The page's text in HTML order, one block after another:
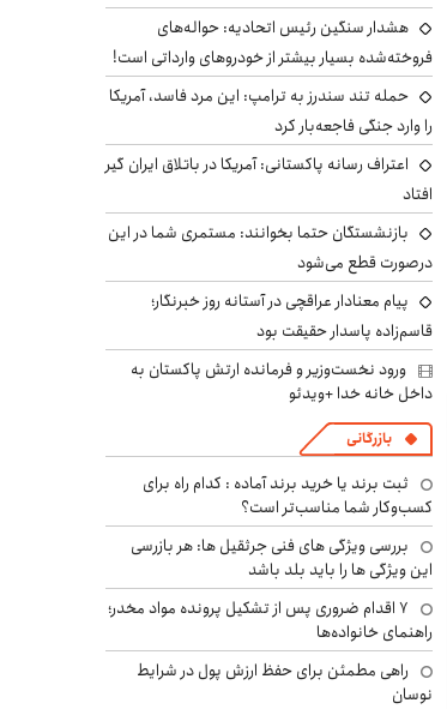
هشدار سنگین رئیس اتحادیه: حواله‌های
فروخته‌شده بسیار بیشتر از خودروهای وارداتی است!
حمله تند سندرز به ترامپ: این مرد فاسد، آمریکا
را وارد جنگی فاجعه‌بار کرد
اعتراف رسانه پاکستانی: آمریکا در باتلاق ایران گیر
افتاد
بازنشستگان حتما بخوانند: مستمری شما در این
درصورت قطع می‌شود
پیام معنادار عراقچی در آستانه روز خبرنگار؛
قاسم‌زاده پاسدار حقیقت بود
ورود نخست‌وزیر و فرمانده ارتش پاکستان به
داخل خانه خدا +ویدئو
بازرگانی
ثبت برند یا خرید برند آماده : کدام راه برای
کسب‌وکار شما مناسب‌تر است؟
بررسی ویژگی های فنی جرثقیل ها: هر بازرسی
این ویژگی ها را باید بلد باشد
۷ اقدام ضروری پس از تشکیل پرونده مواد مخدر؛
راهنمای خانواده‌ها
راهی مطمئن برای حفظ ارزش پول در شرایط
نوسان